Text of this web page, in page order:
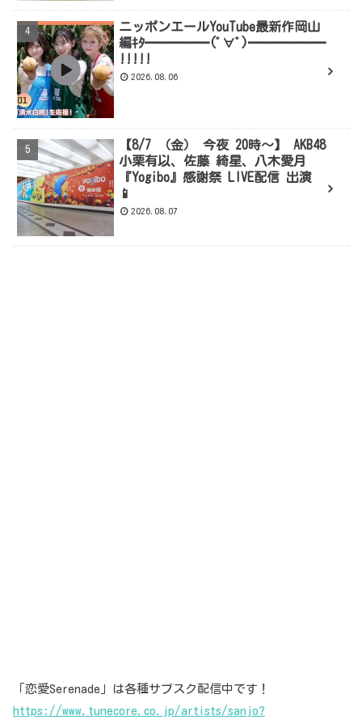
ニッポンエールYouTube最新作岡山
編ｷﾀ━━━━━(ﾟ∀ﾟ)━━━━━━
!!!!!
2026.08.06
【8/7 （金） 今夜 20時～】 AKB48
小栗有以、佐藤 綺星、八木愛月
『Yogibo』感謝祭 LIVE配信 出演
📱
2026.08.07
「恋愛Serenade」は各種サブスク配信中です！
https://www.tunecore.co.jp/artists/sanjo?